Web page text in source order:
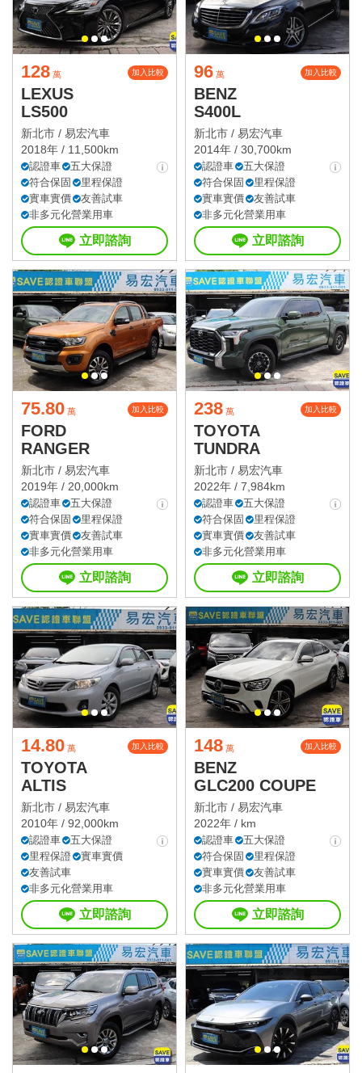
128 萬 加入比較
LEXUS
LS500
新北市 / 易宏汽車
2018年 / 11,500km
認證車
五大保證
符合保固
里程保證
實車實價
友善試車
非多元化營業用車
立即諮詢
96 萬 加入比較
BENZ
S400L
新北市 / 易宏汽車
2014年 / 30,700km
認證車
五大保證
符合保固
里程保證
實車實價
友善試車
非多元化營業用車
立即諮詢
75.80 萬 加入比較
FORD
RANGER
新北市 / 易宏汽車
2019年 / 20,000km
認證車
五大保證
符合保固
里程保證
實車實價
友善試車
非多元化營業用車
立即諮詢
238 萬 加入比較
TOYOTA
TUNDRA
新北市 / 易宏汽車
2022年 / 7,984km
認證車
五大保證
符合保固
里程保證
實車實價
友善試車
非多元化營業用車
立即諮詢
14.80 萬 加入比較
TOYOTA
ALTIS
新北市 / 易宏汽車
2010年 / 92,000km
認證車
五大保證
里程保證
實車實價
友善試車
非多元化營業用車
立即諮詢
148 萬 加入比較
BENZ
GLC200 COUPE
新北市 / 易宏汽車
2022年 / km
認證車
五大保證
符合保固
里程保證
實車實價
友善試車
非多元化營業用車
立即諮詢